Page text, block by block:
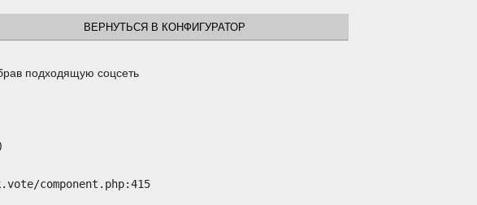
ВЕРНУТЬСЯ В КОНФИГУРАТОР
подходящую соцсеть
component.php:415